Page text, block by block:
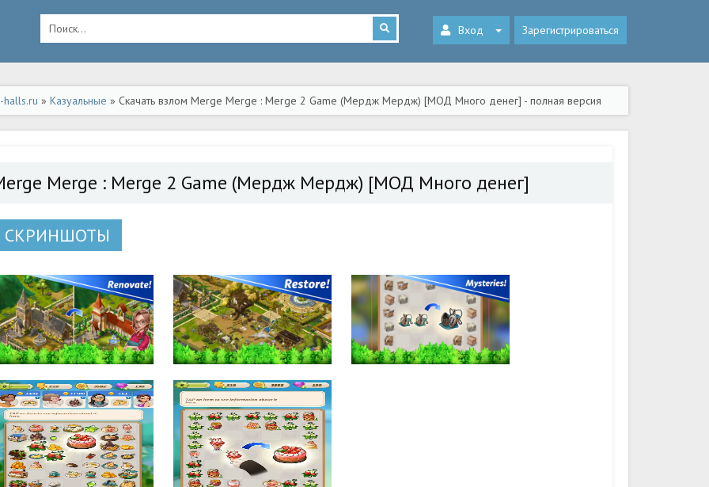
Вход Зарегистрироваться
halls.ru » Казуальные » Скачать взлом Merge Merge : Merge 2 Game (Мердж Мердж) [МОД Много денег] - полная версия
Андроид
Merge : Merge 2 Game (Мердж Мердж) [МОД Много денег]
СКРИНШОТЫ